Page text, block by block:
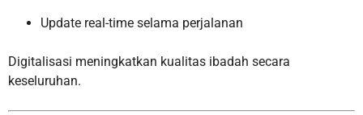
Update real-time selama perjalanan
Digitalisasi meningkatkan kualitas ibadah secara
keseluruhan.